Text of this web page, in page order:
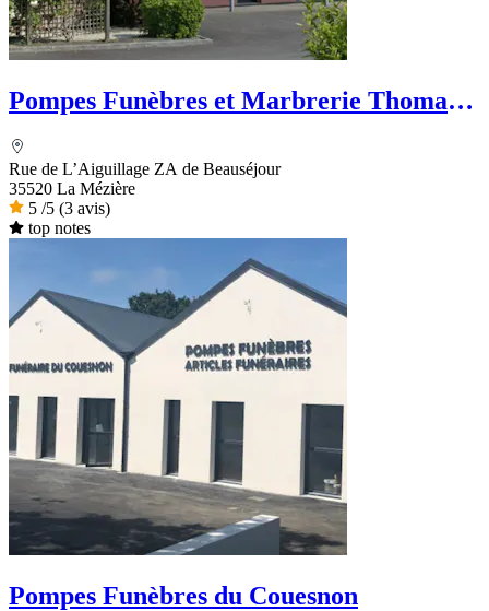
Pompes Funèbres et Marbrerie Thomas -
Rue de L’Aiguillage ZA de Beauséjour
35520 La Mézière
5 /5 (3 avis)
top notes
Pompes Funèbres du Couesnon